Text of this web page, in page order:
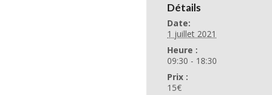
Détails
Date:
1 juillet 2021
Heure :
09:30 - 18:30
Prix :
15€